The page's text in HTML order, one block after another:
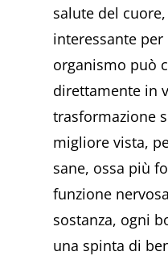
salute del
interessante
organismo può
direttamente in
trasformazione
migliore vista,
sane, ossa più
funzione
sostanza, ogni
una spinta di